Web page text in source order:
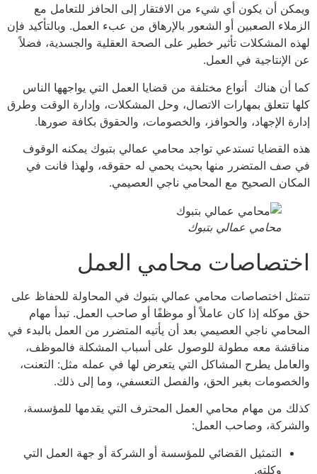
أن يكون أي شيء من الافتقار إلى الحافز للتعامل مع
الصعبين أو الشعور بالإرهاق من عبء العمل. وبالتأكيد فإن
المشكلات تأثير خطير على الصحة العقلية والجسدية، فضلاً
في العمل.
هناك أنواع مختلفة من قضايا العمل التي يواجهها الناس
تتعلق بمهارات الاتصال، وحل المشكلات، وإدارة الوقت وطرق
الإجهاد، والحوافز، والخصومات، والحقوق بكافة صورها.
القضايا تستدعي تواجد محامي عمالي بتبوك يمكنه الوقوف
المتضرر منها بحيث يحمي له حقوقه، ولهذا فانت في
الصحيح مع المحامي ناجي العصيمي.
محامي عمالي بتبوك
محامي العمل
اختصاصات محامي عمالي بتبوك في المحاولة للحفاظ على
إذا كان عاملاً أو موظفًا أو صاحب العمل. تبدأ مهام
ناجي العصيمي بعد أن يأتيه المتضرر من العمل بالبدء في
معه مطولة للوصول على أسباب المشكلة فالموظف،
يطرح المشاكل التي يتعرض لها في عمله مثل: التعنت،
بغير الحق، والفصل التعسفي، وما إلى ذلك.
من مهام محامي العمل المحترف التي يقدمها للمؤسسة،
وصاحب العمل:
التمثيل القضائي للمؤسسة أو الشركة أو جهة العمل التي
وكلته.